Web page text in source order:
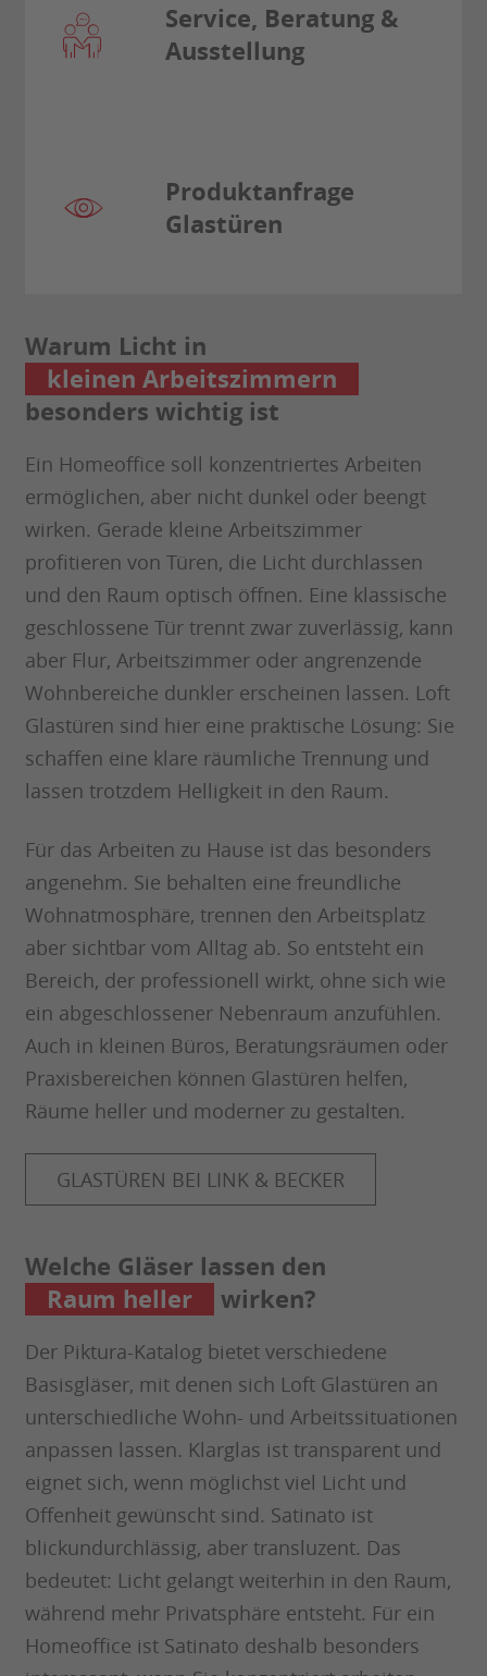
Service, Beratung &
Ausstellung
Produktanfrage
Glastüren
Warum Licht in
kleinen Arbeitszimmern
besonders wichtig ist
Ein Homeoffice soll konzentriertes Arbeiten
ermöglichen, aber nicht dunkel oder beengt
wirken. Gerade kleine Arbeitszimmer
profitieren von Türen, die Licht durchlassen
und den Raum optisch öffnen. Eine klassische
geschlossene Tür trennt zwar zuverlässig, kann
aber Flur, Arbeitszimmer oder angrenzende
Wohnbereiche dunkler erscheinen lassen. Loft
Glastüren sind hier eine praktische Lösung: Sie
schaffen eine klare räumliche Trennung und
lassen trotzdem Helligkeit in den Raum.
Für das Arbeiten zu Hause ist das besonders
angenehm. Sie behalten eine freundliche
Wohnatmosphäre, trennen den Arbeitsplatz
aber sichtbar vom Alltag ab. So entsteht ein
Bereich, der professionell wirkt, ohne sich wie
ein abgeschlossener Nebenraum anzufühlen.
Auch in kleinen Büros, Beratungsräumen oder
Praxisbereichen können Glastüren helfen,
Räume heller und moderner zu gestalten.
GLASTÜREN BEI LINK & BECKER
Welche Gläser lassen den
Raum heller
wirken?
Der Piktura-Katalog bietet verschiedene
Basisgläser, mit denen sich Loft Glastüren an
unterschiedliche Wohn- und Arbeitssituationen
anpassen lassen. Klarglas ist transparent und
eignet sich, wenn möglichst viel Licht und
Offenheit gewünscht sind. Satinato ist
blickundurchlässig, aber transluzent. Das
bedeutet: Licht gelangt weiterhin in den Raum,
während mehr Privatsphäre entsteht. Für ein
Homeoffice ist Satinato deshalb besonders